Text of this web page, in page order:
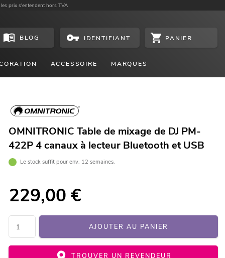
prix s'entendent hors TVA
BLOG IDENTIFIANT PANIER
ACCESSOIRE MARQUES
OMNITRONIC Table de mixage de DJ PM-
422P 4 canaux à lecteur Bluetooth et USB
Le stock suffit pour env. 12 semaines.
229,00 €
AJOUTER AU PANIER
TROUVER UN REVENDEUR